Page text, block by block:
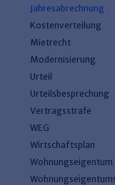
Jahresabrechnung
Kostenverteilung
Mietrecht
Modernisierung
Urteil
Urteilsbesprechung
Vertragsstrafe
WEG
Wirtschaftsplan
Wohnungseigentum